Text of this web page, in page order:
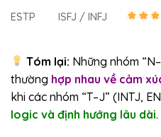
ESTP
ISFJ / INFJ
Tóm lại: Những nhóm
thường hợp nhau về cảm
khi các nhóm “T–J” (INTJ,
logic và định hướng lâu dài.